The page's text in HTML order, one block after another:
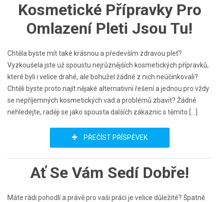
Kosmetické Přípravky Pro
Omlazení Pleti Jsou Tu!
Chtěla byste mít také krásnou a především zdravou pleť?
Vyzkoušela jste už spoustu nejrůznějších kosmetických přípravků,
které byli i velice drahé, ale bohužel žádné z nich neúčinkovali?
Chtěli byste proto najít nějaké alternativní řešení a jednou pro vždy
se nepříjemných kosmetických vad a problémů zbavit? Žádné
nehledejte, raději se jako spousta dalších zákaznic s těmito […]
PŘEČÍST PŘÍSPĚVEK
Ať Se Vám Sedí Dobře!
Máte rádi pohodlí a právě pro vaši práci je velice důležité? Špatně